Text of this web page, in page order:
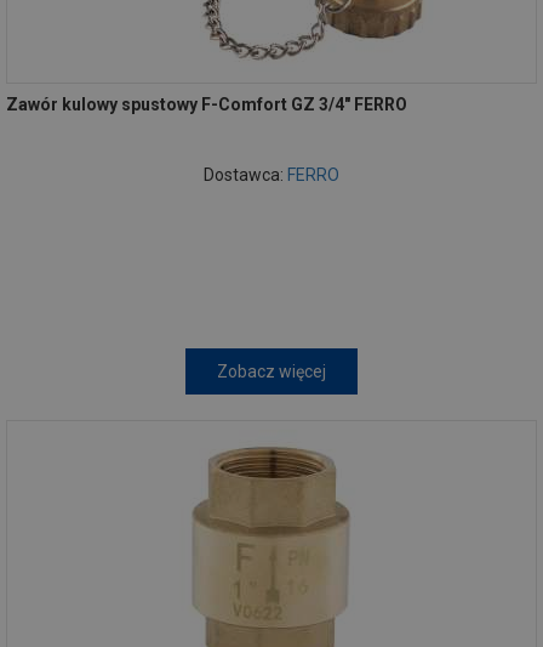
Zawór kulowy spustowy F-Comfort GZ 3/4" FERRO
Dostawca: FERRO
Zobacz więcej